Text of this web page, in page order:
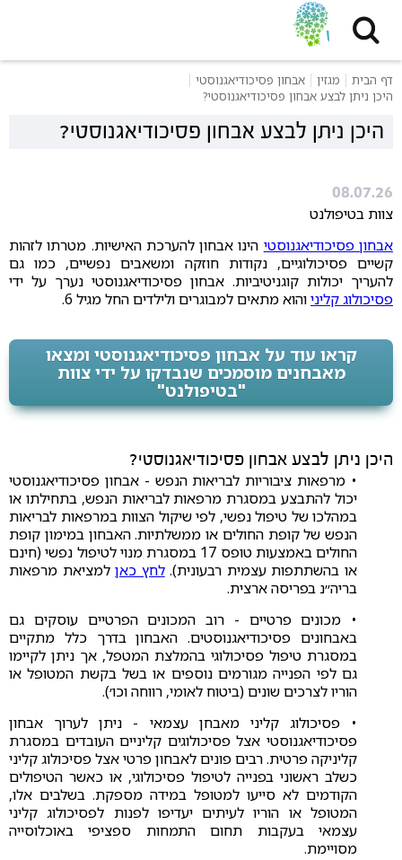
דף הבית מגזין
אבחון פסיכודיאגנוסטי
היכן ניתן לבצע אבחון פסיכודיאגנוסטי?
היכן ניתן לבצע אבחון פסיכודיאגנוסטי?
08.07.26
צוות בטיפולנט
אבחון פסיכודיאגנוסטי הינו אבחון להערכת האישיות. מטרתו לזהות
קשיים פסיכולוגיים, נקודות חוזקה ומשאבים נפשיים, כמו גם
להעריך יכולות קוגניטיביות. אבחון פסיכודיאגנוסטי נערך על ידי
פסיכולוג קליניוהוא מתאים למבוגרים ולילדים החל מגיל 6.
קראו עוד על אבחון פסיכודיאגנוסטי ומצאו
מאבחנים מוסמכים שנבדקו על ידי צוות
"בטיפולנט"
היכן ניתן לבצע אבחון פסיכודיאגנוסטי?
• מרפאות ציבוריות לבריאות הנפש - אבחון פסיכודיאגנוסטי
יכול להתבצע במסגרת מרפאות לבריאות הנפש, בתחילתו או
במהלכו של טיפול נפשי, לפי שיקול הצוות במרפאות לבריאות
הנפש של קופת החולים או ממשלתיות. האבחון במימון קופת
החולים באמצעות טופס 17 במסגרת מנוי לטיפול נפשי (חינם
או בהשתתפות עצמית רבעונית).לחץ כאןלמציאת מרפאות
בריה״נ בפריסה ארצית.
• מכונים פרטיים - רוב המכונים הפרטיים עוסקים גם
באבחונים פסיכודיאגנוסטים. האבחון בדרך כלל מתקיים
במסגרת טיפול פסיכולוגי בהמלצת המטפל, אך ניתן לקיימו
גם לפי הפנייה מגורמים נוספים או בשל בקשת המטופל או
הוריו לצרכים שונים (ביטוח לאומי, רווחה וכו׳).
• פסיכולוג קליני מאבחן עצמאי - ניתן לערוך אבחון
פסיכודיאגנוסטי אצל פסיכולוגים קליניים העובדים במסגרת
קליניקה פרטית. רבים פונים לאבחון פרטי אצל פסיכולוג קליני
כשלב ראשוני בפנייה לטיפול פסיכולוגי, או כאשר הטיפולים
הקודמים לא סייעו למטופל במידה מספקת. בשלבים אלו,
המטופל או הוריו לעיתים יעדיפו לפנות לפסיכולוג קליני
עצמאי בעקבות תחום התמחות ספציפי באוכלוסייה
מסויימת.